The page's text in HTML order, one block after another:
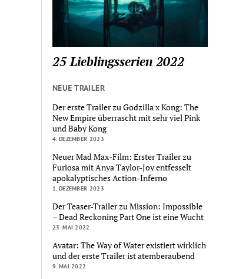
25 Lieblingsserien 2022
NEUE TRAILER
Der erste Trailer zu Godzilla x Kong: The
New Empire überrascht mit sehr viel Pink
und Baby Kong
4. DEZEMBER 2023
Neuer Mad Max-Film: Erster Trailer zu
Furiosa mit Anya Taylor-Joy entfesselt
apokalyptisches Action-Inferno
1. DEZEMBER 2023
Der Teaser-Trailer zu Mission: Impossible
– Dead Reckoning Part One ist eine Wucht
23. MAI 2022
Avatar: The Way of Water existiert wirklich
und der erste Trailer ist atemberaubend
9. MAI 2022